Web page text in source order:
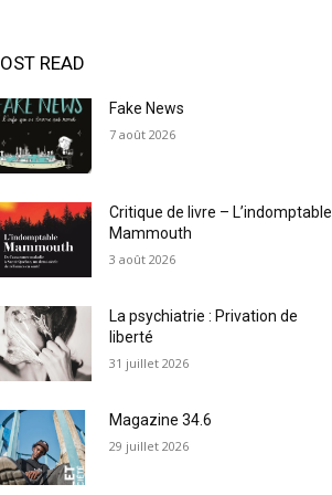
READ
Fake News
7 août 2026
Critique de livre – L’indomptable
Mammouth
3 août 2026
La psychiatrie : Privation de
liberté
31 juillet 2026
Magazine 34.6
29 juillet 2026